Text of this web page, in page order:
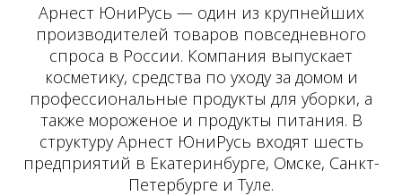
Арнест ЮниРусь — один из крупнейших
производителей товаров повседневного
спроса в России. Компания выпускает
косметику, средства по уходу за домом и
профессиональные продукты для уборки, а
также мороженое и продукты питания. В
структуру Арнест ЮниРусь входят шесть
предприятий в Екатеринбурге, Омске, Санкт-
Петербурге и Туле.